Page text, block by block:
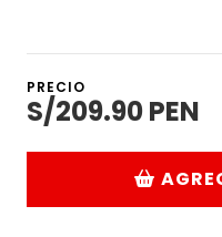
PRECIO
S/209.90 PEN